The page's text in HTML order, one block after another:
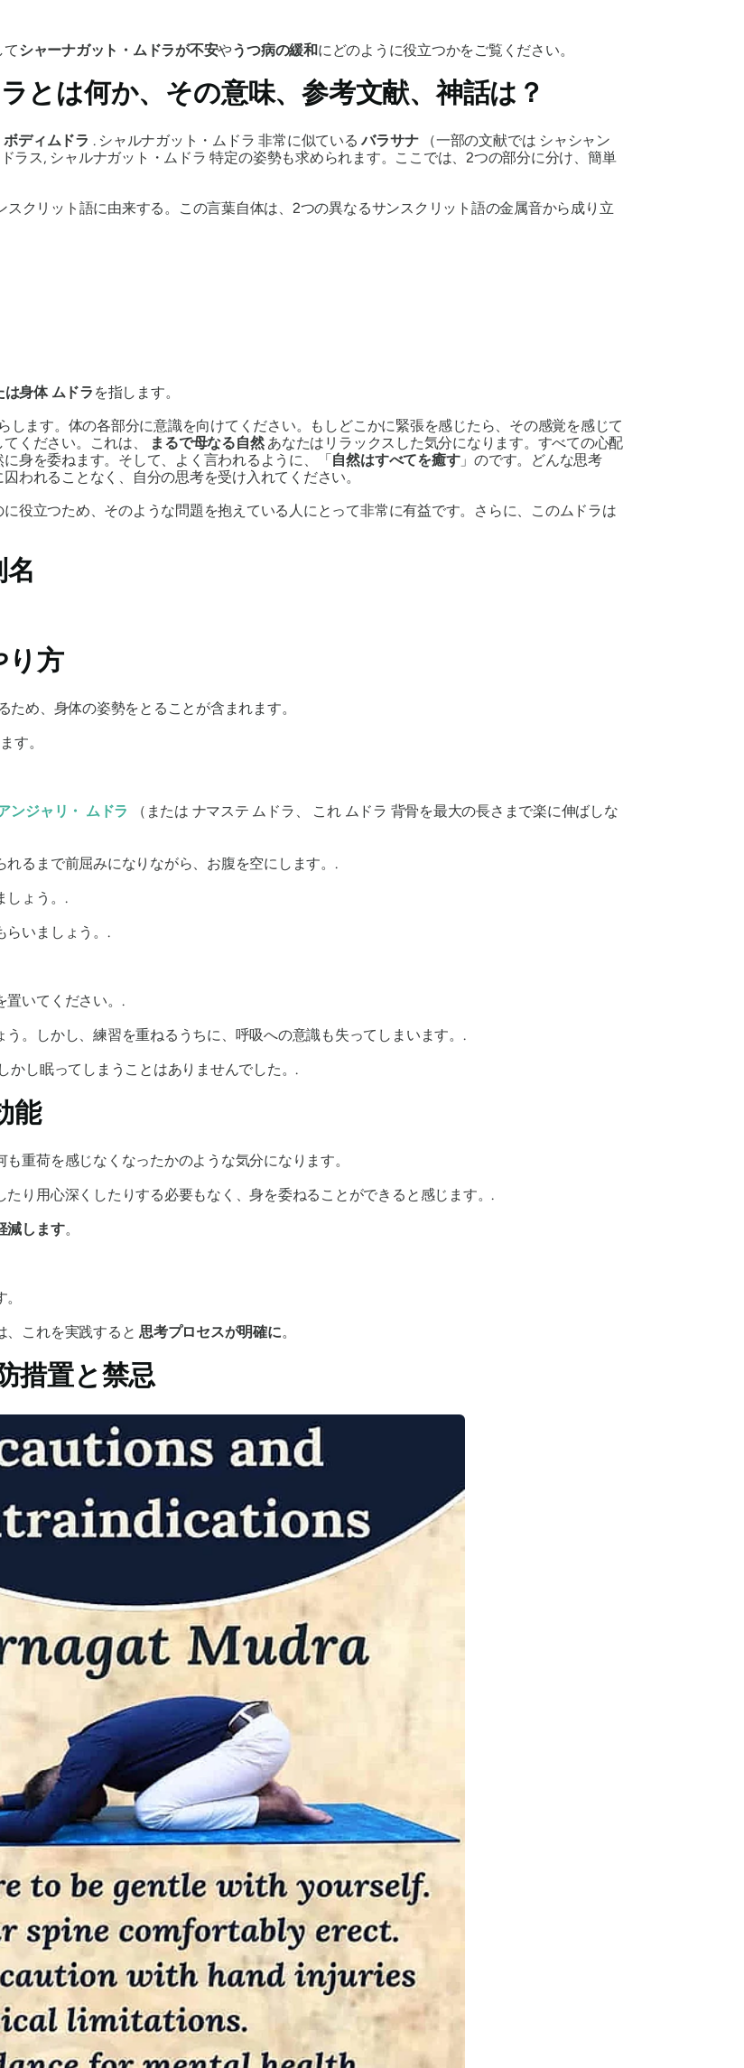
てシャーナガット・ムドラが不安やうつ病の緩和にどのように役立つかをご覧ください。
とは何か、その意味、参考文献、神話は？
ボディムドラ . シャルナガット・ムドラ 非常に似ているバラサナ（一部の文献では シャシャン
ラス, シャルナガット・ムドラ 特定の姿勢も求められます。ここでは、2つの部分に分け、簡単
スクリット語に由来する。この言葉自体は、2つの異なるサンスクリット語の金属音から成り立
は身体 ムドラ を指します。
します。体の各部分に意識を向けてください。もしどこかに緊張を感じたら、その感覚を感じて
ください。これは、
まるで母なる自然 あなたはリラックスした気分になります。すべての心配
身を委ねます。そして、よく言われるように、「自然はすべてを癒す」のです。どんな思考
われることなく、自分の思考を受け入れてください。
役立つため、そのような問題を抱えている人にとって非常に有益です。さらに、このムドラは
り方
ため、身体の姿勢をとることが含まれます。
す。
ンジャリ・ ムドラ （または ナマステ ムドラ 、 これ ムドラ 背骨を最大の長さまで楽に伸ばしな
るまで前屈みになりながら、お腹を空にします。.
しょう。.
らいましょう。.
置いてください。.
。しかし、練習を重ねるうちに、呼吸への意識も失ってしまいます。.
かし眠ってしまうことはありませんでした。.
能
も重荷を感じなくなったかのような気分になります。
り用心深くしたりする必要もなく、身を委ねることができると感じます。.
減します。
、これを実践すると思考プロセスが明確に。
措置と禁忌